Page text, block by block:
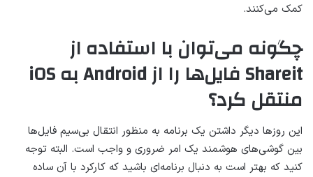
کمک می‌کنند.
چگونه می‌توان با استفاده از
Shareit فایل‌ها را از Android به iOS
منتقل کرد؟
این روزها دیگر داشتن یک برنامه به منظور انتقال بی‌سیم فایل‌ها
بین گوشی‌های هوشمند یک امر ضروری و واجب است. البته توجه
کنید که بهتر است به دنبال برنامه‌ای باشید که کارکرد با آن ساده